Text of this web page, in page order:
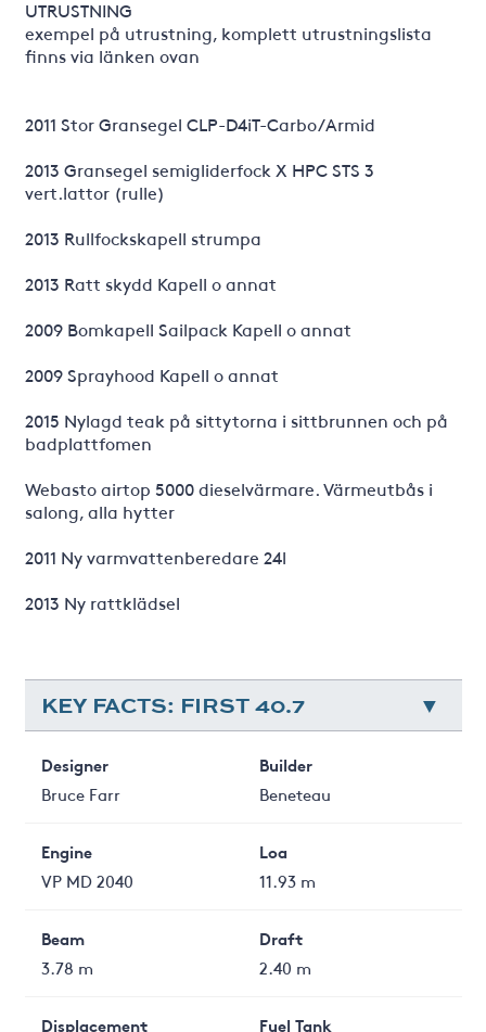
UTRUSTNING
exempel på utrustning, komplett utrustningslista
finns via länken ovan
2011 Stor Gransegel CLP-D4iT-Carbo/Armid
2013 Gransegel semigliderfock X HPC STS 3
vert.lattor (rulle)
2013 Rullfockskapell strumpa
2013 Ratt skydd Kapell o annat
2009 Bomkapell Sailpack Kapell o annat
2009 Sprayhood Kapell o annat
2015 Nylagd teak på sittytorna i sittbrunnen och på
badplattfomen
Webasto airtop 5000 dieselvärmare. Värmeutbås i
salong, alla hytter
2011 Ny varmvattenberedare 24l
2013 Ny rattklädsel
KEY FACTS: FIRST 40.7
Designer
Bruce Farr
Builder
Beneteau
Engine
VP MD 2040
Loa
11.93 m
Beam
3.78 m
Draft
2.40 m
Displacement Fuel Tank